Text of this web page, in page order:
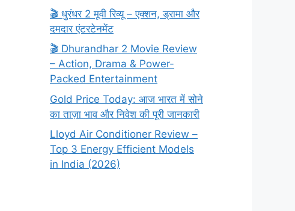
🎬 धुरंधर 2 मूवी रिव्यू – एक्शन, ड्रामा और
दमदार एंटरटेनमेंट
🎬 Dhurandhar 2 Movie Review
– Action, Drama & Power-
Packed Entertainment
Gold Price Today: आज भारत में सोने
का ताज़ा भाव और निवेश की पूरी जानकारी
Lloyd Air Conditioner Review –
Top 3 Energy Efficient Models
in India (2026)